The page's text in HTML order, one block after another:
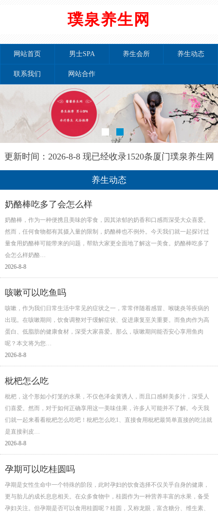
璞泉养生网
网站首页 男士SPA 养生会所 养生动态
联系我们 网站合作
更新时间：2026-8-8 现已经收录1520条厦门璞泉养生网
信息
养生动态
奶酪棒吃多了会怎么样
奶酪棒，作为一种便携且美味的零食，因其浓郁的奶香和口感而深受大众喜爱。
然而，任何食物都有其摄入量的限制，奶酪棒也不例外。今天我们就一起探讨过
量食用奶酪棒可能带来的问题，帮助大家更全面地了解这一美食。奶酪棒吃多了
会怎么样奶酪…
2026-8-8
咳嗽可以吃鱼吗
咳嗽，作为我们日常生活中常见的症状之一，常常伴随着感冒、喉咙炎等疾病的
出现。在咳嗽期间，饮食调整对于缓解症状、促进康复至关重要。而鱼肉作为高
蛋白、低脂肪的健康食材，深受大家喜爱。那么，咳嗽期间能否安心享用鱼肉
呢？本文将为您…
2026-8-8
枇杷怎么吃
枇杷，这个形如小灯笼的水果，不仅色泽金黄诱人，而且口感鲜美多汁，深受人
们喜爱。然而，对于如何正确享用这一美味佳果，许多人可能并不了解。今天我
们就一起来看看枇杷怎么吃吧！枇杷怎么吃1、直接食用枇杷最简单直接的吃法就
是直接剥皮…
2026-8-8
孕期可以吃桂圆吗
孕期是女性生命中一个特殊的阶段，此时孕妇的饮食选择不仅关乎自身的健康，
更与胎儿的成长息息相关。在众多食物中，桂圆作为一种营养丰富的水果，备受
孕妇关注。但孕期是否可以食用桂圆呢？桂圆，又称龙眼，富含糖分、维生素、